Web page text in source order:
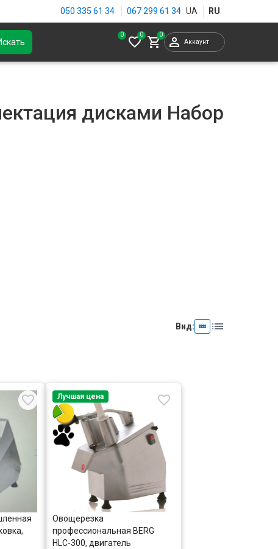
050 335 61 34 067 299 61 34
0
Аккаунт
дисками Набор
Вид:
Лучшая цена
Овощерезка
профессиональная BERG
HLC-300, двигатель